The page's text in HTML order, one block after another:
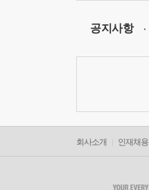
공지사항
회사소개 인재채용